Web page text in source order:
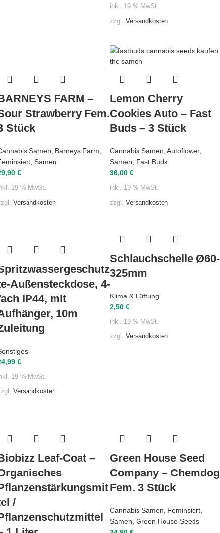
inkl. 19 % MwSt.
zzgl. Versandkosten
FARM –
Strawberry Fem.
Stück
Samen Barneys Farm
Samen
€
19 % MwSt.
Versandkosten
Lemon Cherry
Cookies Auto – Fast
Buds – 3 Stück
Cannabis Samen Autoflower,
Samen
Fast Buds
36,00 €
inkl. 19 % MwSt.
zzgl. Versandkosten
Außensteckdose, 4-
IP44, mit
10m
€
19 % MwSt.
Versandkosten
Schlauchschelle Ø60-
325mm
Klima & Lüftung
2,50 €
inkl. 19 % MwSt.
zzgl. Versandkosten
Leaf-Coat –
/
Green House Seed
Company – Chemdog
Fem. 3 Stück
Cannabis Samen, Feminsiert,
Samen, Green House Seeds